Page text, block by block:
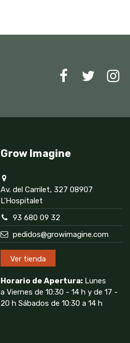
Grow Imagine
Av. del Carrilet, 327 08907
L'Hospitalet
93 680 09 32
pedidos@growimagine.com
Ver tienda
Horario de Apertura: Lunes
a Viernes de 10:30 - 14 h y de 17 -
20 h Sábados de 10:30 a 14 h